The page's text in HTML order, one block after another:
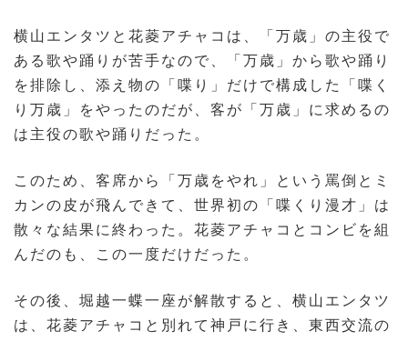
横山エンタツと花菱アチャコは、「万歳」の主役で
ある歌や踊りが苦手なので、「万歳」から歌や踊り
を排除し、添え物の「喋り」だけで構成した「喋く
り万歳」をやったのだが、客が「万歳」に求めるの
は主役の歌や踊りだった。
このため、客席から「万歳をやれ」という罵倒とミ
カンの皮が飛んできて、世界初の「喋くり漫才」は
散々な結果に終わった。花菱アチャコとコンビを組
んだのも、この一度だけだった。
その後、堀越一蝶一座が解散すると、横山エンタツ
は、花菱アチャコと別れて神戸に行き、東西交流の